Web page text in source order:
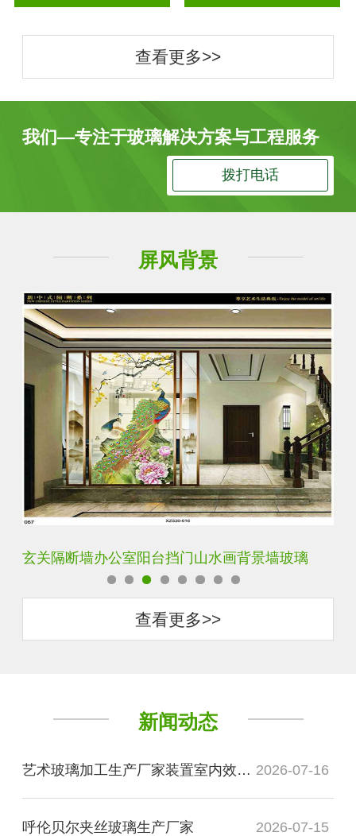
查看更多>>
我们—专注于玻璃解决方案与工程服务
拨打电话
屏风背景
轻奢装饰艺术入户电视玻璃背景墙
查看更多>>
新闻动态
艺术玻璃加工生产厂家装置室内效果图 2026-07-16
呼伦贝尔夹丝玻璃生产厂家 2026-07-15